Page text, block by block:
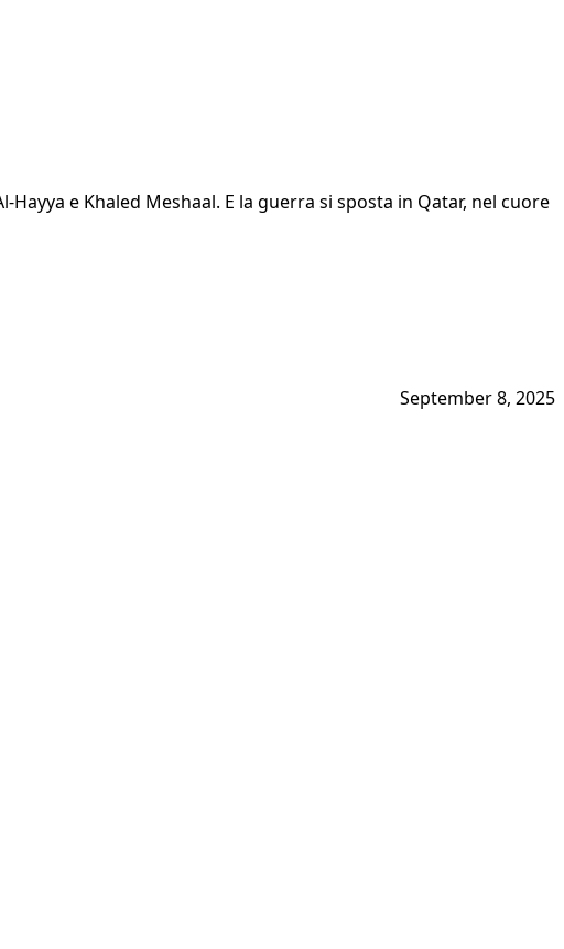
e Khaled Meshaal. E la guerra si sposta in Qatar, nel cuore
September 8, 2025